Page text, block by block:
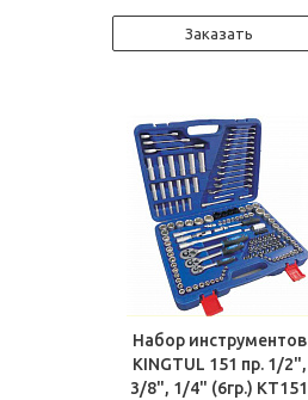
Заказать
Набор инструментов
KINGTUL 151 пр. 1/2",
3/8", 1/4" (6гр.) КТ151